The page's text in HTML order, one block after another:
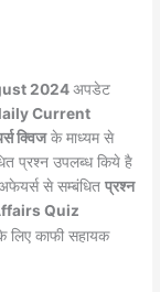
2024अपडेट
Current
क्विजके माध्यम से
प्रश्न उपलब्ध किये है
से सम्बंधितप्रश्न
Quiz
के लिए काफी सहायक